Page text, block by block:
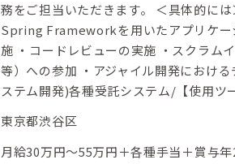
務をご担当いただきます。 ＜具体的に
Spring Frameworkを用いたアプリケー
施 ・コードレビューの実施 ・スクラム
等）への参加 ・アジャイル開発におけ
ステム開発)各種受託システム/【使用ツ
東京都渋谷区
月給30万円～55万円＋各種手当＋賞与